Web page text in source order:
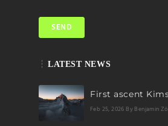
LATEST NEWS
First ascent
Feb 25, 2026 By Benjamin